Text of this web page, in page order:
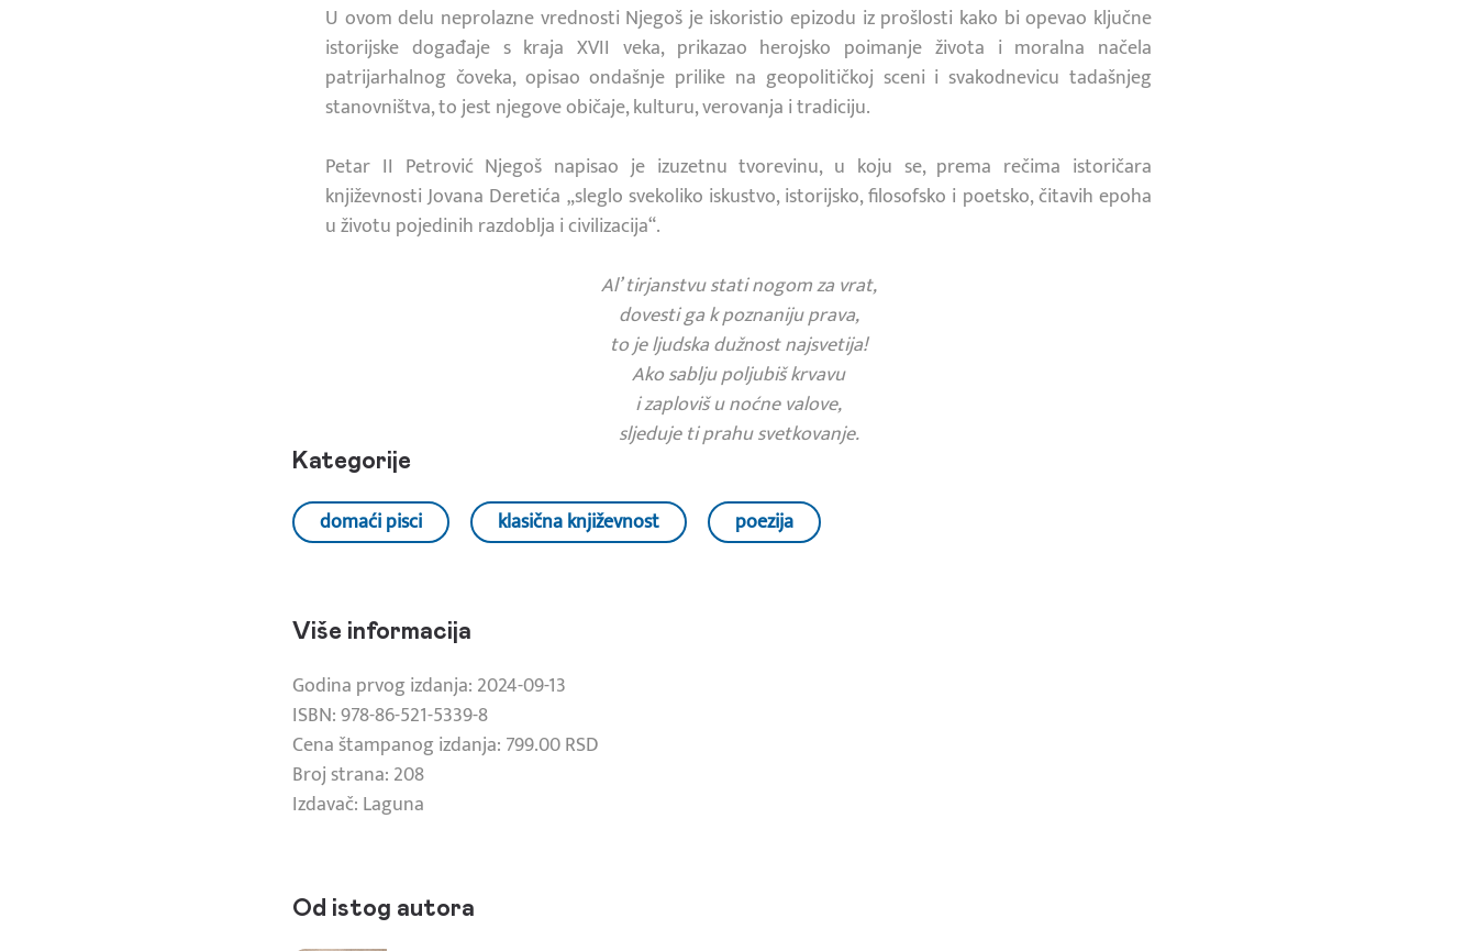
U ovom delu neprolazne vrednosti Njegoš je iskoristio epizodu iz prošlosti kako bi opevao ključne
istorijske događaje s kraja XVII veka, prikazao herojsko poimanje života i moralna načela
patrijarhalnog čoveka, opisao ondašnje prilike na geopolitičkoj sceni i svakodnevicu tadašnjeg
stanovništva, to jest njegove običaje, kulturu, verovanja i tradiciju.
Petar II Petrović Njegoš napisao je izuzetnu tvorevinu, u koju se, prema rečima istoričara
književnosti Jovana Deretića „sleglo svekoliko iskustvo, istorijsko, filosofsko i poetsko, čitavih epoha
u životu pojedinih razdoblja i civilizacija“.
Al’ tirjanstvu stati nogom za vrat,
dovesti ga k poznaniju prava,
to je ljudska dužnost najsvetija!
Ako sablju poljubiš krvavu
i zaploviš u noćne valove,
sljeduje ti prahu svetkovanje.
Kategorije
domaći pisci klasična književnost poezija
Više informacija
Godina prvog izdanja: 2024-09-13
ISBN: 978-86-521-5339-8
Cena štampanog izdanja: 799.00 RSD
Broj strana: 208
Izdavač: Laguna
Od istog autora